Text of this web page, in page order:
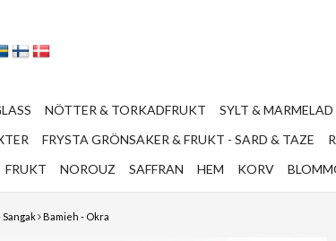
Bamieh - Okra
NÖTTER & TORKADFRUKT SYLT & MARMELAD
FRYSTA GRÖNSAKER & FRUKT - SARD & TAZE
FRUKT NOROUZ SAFFRAN HEM KORV